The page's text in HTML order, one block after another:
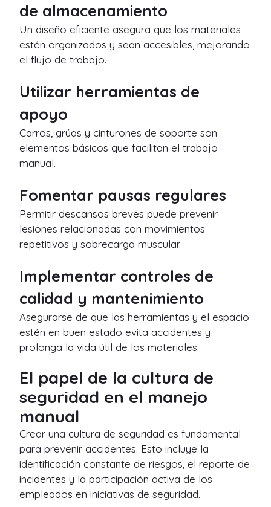
de almacenamiento
Un diseño eficiente asegura que los materiales
estén organizados y sean accesibles, mejorando
el flujo de trabajo.
Utilizar herramientas de
apoyo
Carros, grúas y cinturones de soporte son
elementos básicos que facilitan el trabajo
manual.
Fomentar pausas regulares
Permitir descansos breves puede prevenir
lesiones relacionadas con movimientos
repetitivos y sobrecarga muscular.
Implementar controles de
calidad y mantenimiento
Asegurarse de que las herramientas y el espacio
estén en buen estado evita accidentes y
prolonga la vida útil de los materiales.
El papel de la cultura de
seguridad en el manejo
manual
Crear una cultura de seguridad es fundamental
para prevenir accidentes. Esto incluye la
identificación constante de riesgos, el reporte de
incidentes y la participación activa de los
empleados en iniciativas de seguridad.